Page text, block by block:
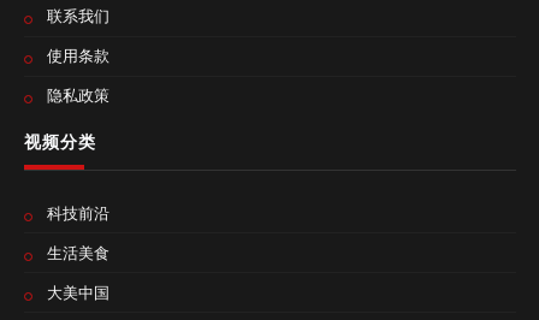
联系我们
使用条款
隐私政策
视频分类
科技前沿
生活美食
大美中国